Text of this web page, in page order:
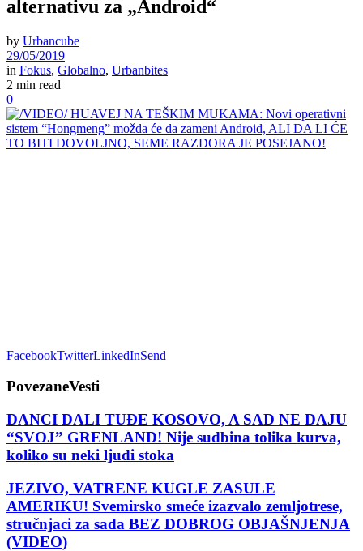
alternativu za „Android“
by Urbancube
29/05/2019
in Fokus, Globalno, Urbanbites
2 min read
0
FacebookTwitterLinkedInSend
PovezaneVesti
DANCI DALI TUĐE KOSOVO, A SAD NE DAJU
“SVOJ” GRENLAND! Nije sudbina tolika kurva,
koliko su neki ljudi stoka
JEZIVO, VATRENE KUGLE ZASULE
AMERIKU! Svemirsko smeće izazvalo zemljotrese,
stručnjaci za sada BEZ DOBROG OBJAŠNJENJA
(VIDEO)